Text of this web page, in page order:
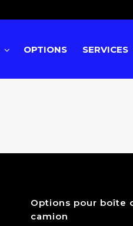
OPTIONS SERVICES
Options pour boîte
camion